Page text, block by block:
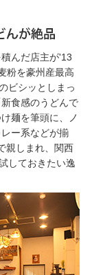
んだ店主が'13
粉を豪州産最高
ビシッとしまっ
食感のうどんで
麺を筆頭に、ノ
ー系などが揃
親しまれ、関西
しておきたい逸